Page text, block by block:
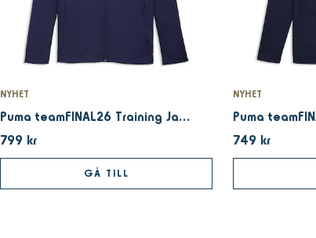
NYHET
Puma teamFINAL26 Training Jacket Navy
799 kr
GÅ TILL
NYHET
749 kr